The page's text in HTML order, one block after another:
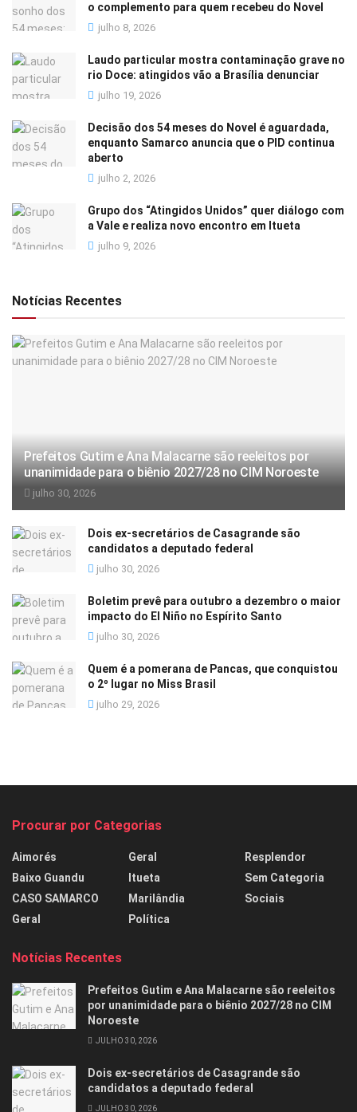
o complemento para quem recebeu do Novel
julho 8, 2026
Laudo particular mostra contaminação grave no
rio Doce: atingidos vão a Brasília denunciar
julho 19, 2026
Decisão dos 54 meses do Novel é aguardada,
enquanto Samarco anuncia que o PID continua
aberto
julho 2, 2026
Grupo dos “Atingidos Unidos” quer diálogo com
a Vale e realiza novo encontro em Itueta
julho 9, 2026
Notícias Recentes
Prefeitos Gutim e Ana Malacarne são reeleitos por
unanimidade para o biênio 2027/28 no CIM Noroeste
julho 30, 2026
Dois ex-secretários de Casagrande são
candidatos a deputado federal
julho 30, 2026
Boletim prevê para outubro a dezembro o maior
impacto do El Niño no Espírito Santo
julho 30, 2026
Quem é a pomerana de Pancas, que conquistou
o 2º lugar no Miss Brasil
julho 29, 2026
Procurar por Categorias
Aimorés
Baixo Guandu
CASO SAMARCO
Geral
Geral
Itueta
Marilândia
Política
Resplendor
Sem Categoria
Sociais
Notícias Recentes
Prefeitos Gutim e Ana Malacarne são reeleitos
por unanimidade para o biênio 2027/28 no CIM
Noroeste
JULHO 30, 2026
Dois ex-secretários de Casagrande são
candidatos a deputado federal
JULHO 30, 2026